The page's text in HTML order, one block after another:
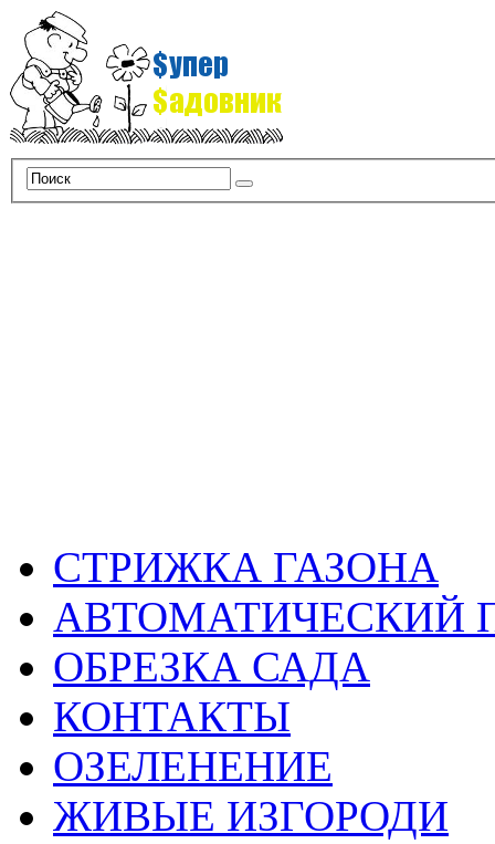
СТРИЖКА ГАЗОНА
АВТОМАТИЧЕСКИЙ
ОБРЕЗКА САДА
КОНТАКТЫ
ОЗЕЛЕНЕНИЕ
ЖИВЫЕ ИЗГОРОДИ